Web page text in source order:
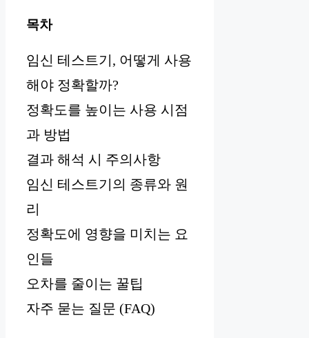
목차
임신 테스트기, 어떻게 사용
해야 정확할까?
정확도를 높이는 사용 시점
과 방법
결과 해석 시 주의사항
임신 테스트기의 종류와 원
리
정확도에 영향을 미치는 요
인들
오차를 줄이는 꿀팁
자주 묻는 질문 (FAQ)